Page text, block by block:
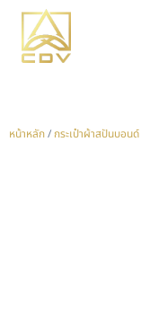
หน้าหลัก/ กระเป๋าผ้าสปันบอนด์